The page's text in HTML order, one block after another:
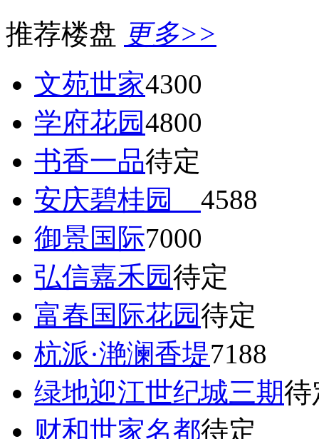
推荐楼盘 更多>>
文苑世家4300
学府花园4800
书香一品待定
安庆碧桂园 4588
御景国际7000
弘信嘉禾园待定
富春国际花园待定
杭派·滟澜香堤7188
绿地迎江世纪城三期待
财和世家名都待定